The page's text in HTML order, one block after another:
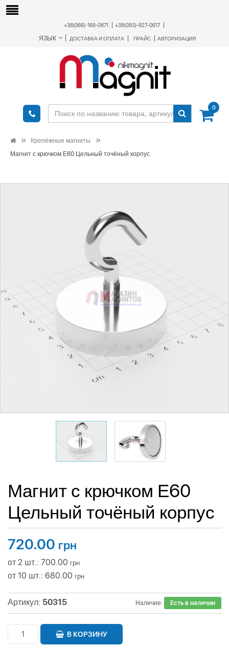
+38(066)-168-0871 +38(093)-927-0617
ЯЗЫК ДОСТАВКА И ОПЛАТА ПРАЙС АВТОРИЗАЦИЯ
0
Крепёжные магниты
Магнит с крючком Е60 Цельный точёный корпус
Магнит с крючком Е60
Цельный точёный корпус
720.00 грн
от 2 шт.: 700.00 грн
от 10 шт.: 680.00 грн
Артикул: 50315 Наличие: Есть в наличии
В КОРЗИНУ